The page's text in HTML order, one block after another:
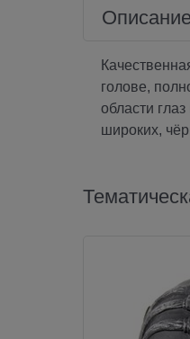
Описание
голове,
области
широких,